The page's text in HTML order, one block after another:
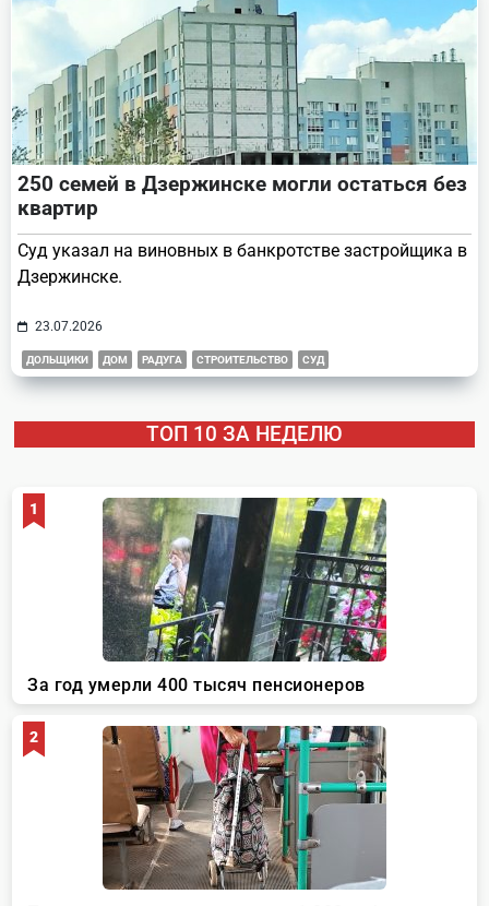
250 семей в Дзержинске могли остаться без
квартир
Суд указал на виновных в банкротстве застройщика в
Дзержинске.
23.07.2026
ДОЛЬЩИКИ ДОМ РАДУГА СТРОИТЕЛЬСТВО СУД
ТОП 10 ЗА НЕДЕЛЮ